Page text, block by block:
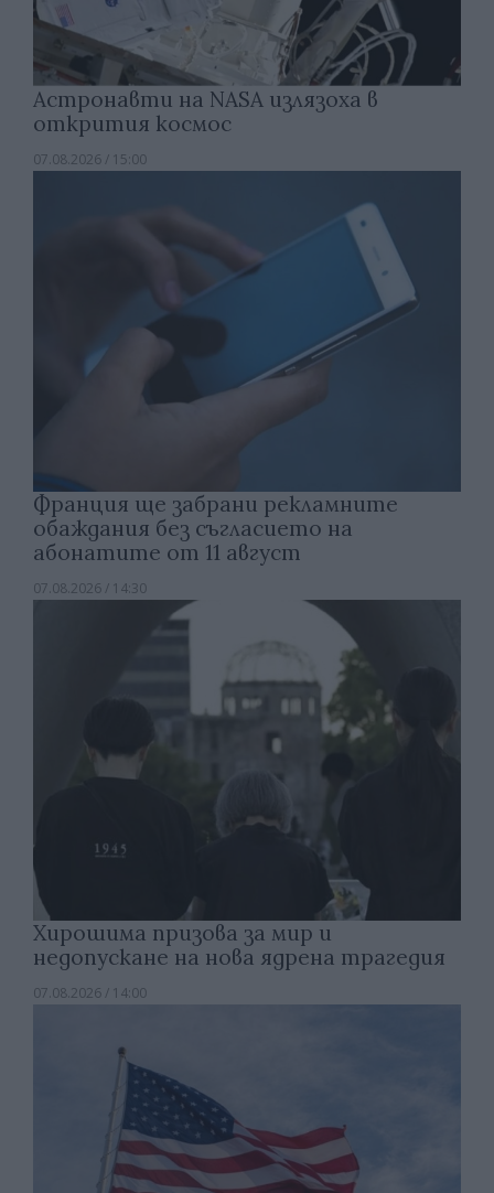
Астронавти на NASA излязоха в
открития космос
07.08.2026 / 15:00
Франция ще забрани рекламните
обаждания без съгласието на
абонатите от 11 август
07.08.2026 / 14:30
Хирошима призова за мир и
недопускане на нова ядрена трагедия
07.08.2026 / 14:00